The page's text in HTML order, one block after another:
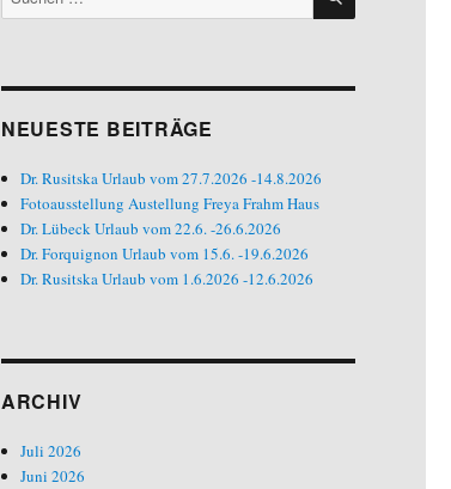
nach:
NEUESTE BEITRÄGE
Dr. Rusitska Urlaub vom 27.7.2026 -14.8.2026
Fotoausstellung Austellung Freya Frahm Haus
Dr. Lübeck Urlaub vom 22.6. -26.6.2026
Dr. Forquignon Urlaub vom 15.6. -19.6.2026
Dr. Rusitska Urlaub vom 1.6.2026 -12.6.2026
ARCHIV
Juli 2026
Juni 2026